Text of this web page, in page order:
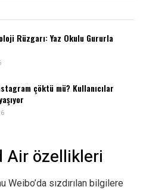
Rüzgarı: Yaz Okulu Gururla
çöktü mü? Kullanıcılar
Air özellikleri
sızdırılan bilgilere